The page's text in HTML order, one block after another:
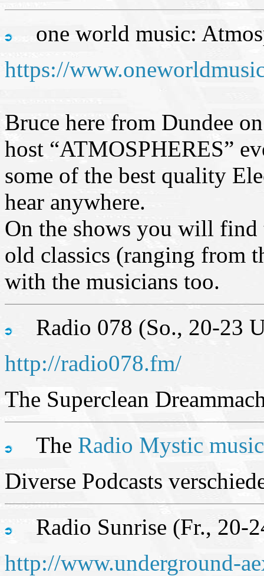
one world music:
https://
Bruce here from Dundee
host “ATMOSPHERES”
some of the best quality
hear anywhere.
On the shows you will find
old classics (ranging from
with the musicians too.
Radio 078 (So., 20-23
http://radio078.fm/
The Superclean
The Radio Mystic
Diverse Podcasts
Radio Sunrise (Fr., 20-
http://www.underground-